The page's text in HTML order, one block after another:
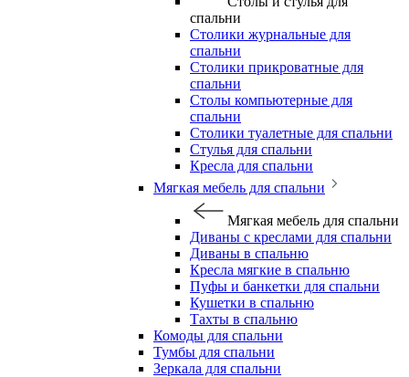
спальни
Столики журнальные для
спальни
Столики прикроватные для
спальни
Столы компьютерные для
спальни
Столики туалетные для спальни
Стулья для спальни
Кресла для спальни
Мягкая мебель для спальни
Мягкая мебель для спальни
Диваны с креслами для спальни
Диваны в спальню
Кресла мягкие в спальню
Пуфы и банкетки для спальни
Кушетки в спальню
Тахты в спальню
Комоды для спальни
Тумбы для спальни
Зеркала для спальни